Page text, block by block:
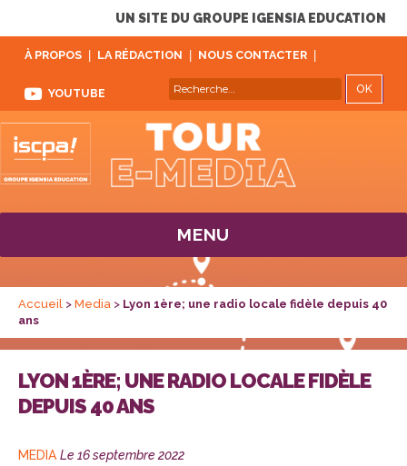
UN SITE DU GROUPE IGENSIA EDUCATION
À PROPOS LA RÉDACTION NOUS CONTACTER
YOUTUBE
Recherche
pour :
MENU
Accueil > Media > Lyon 1ère; une radio locale fidèle depuis 40
ans
LYON 1ÈRE; UNE RADIO LOCALE FIDÈLE
DEPUIS 40 ANS
CATÉGORIES
MEDIA Publié
Le16 septembre 2022